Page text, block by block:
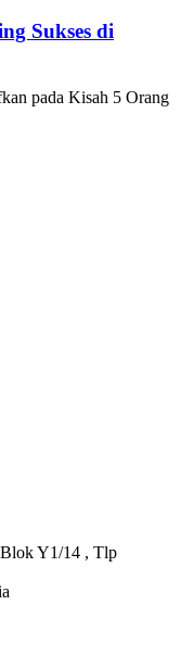
Sukses di
pada Kisah 5 Orang
Blok Y1/14 , Tlp